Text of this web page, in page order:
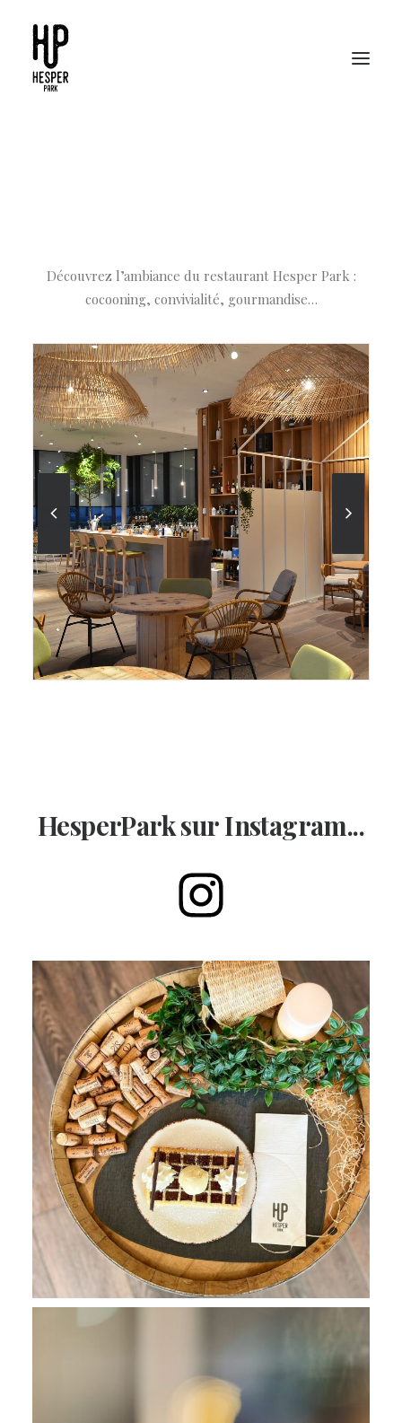
Découvrez l’ambiance du restaurant Hesper Park :
cocooning, convivialité, gourmandise…
HesperPark sur Instagram...